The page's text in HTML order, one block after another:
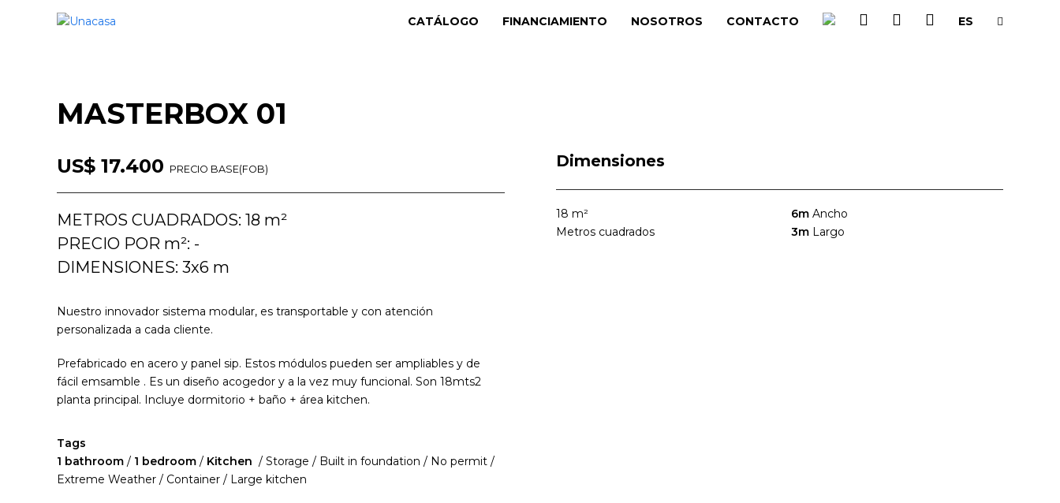
CATÁLOGO FINANCIAMIENTO NOSOTROS CONTACTO ES
MASTERBOX 01
US$ 17.400 PRECIO BASE(FOB)
METROS CUADRADOS: 18 m²
PRECIO POR m²: -
DIMENSIONES: 3x6 m
Nuestro innovador sistema modular, es transportable y con atención
personalizada a cada cliente.
Prefabricado en acero y panel sip. Estos módulos pueden ser ampliables y de
fácil emsamble . Es un diseño acogedor y a la vez muy funcional. Son 18mts2
planta principal. Incluye dormitorio + baño + área kitchen.
Tags
1 bathroom / 1 bedroom / Kitchen / Storage / Built in foundation / No permit /
Extreme Weather / Container / Large kitchen
Dimensiones
18 m²
Metros cuadrados
6m Ancho
3m Largo